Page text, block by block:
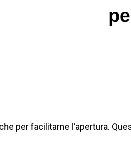
per facilitarne l'apertura.